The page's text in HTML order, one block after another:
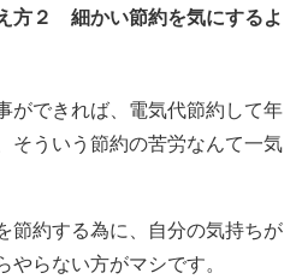
方２ 細かい節約を気にするよ
ができれば、電気代節約して年
そういう節約の苦労なんて一気
節約する為に、自分の気持ちが
らない方がマシです。